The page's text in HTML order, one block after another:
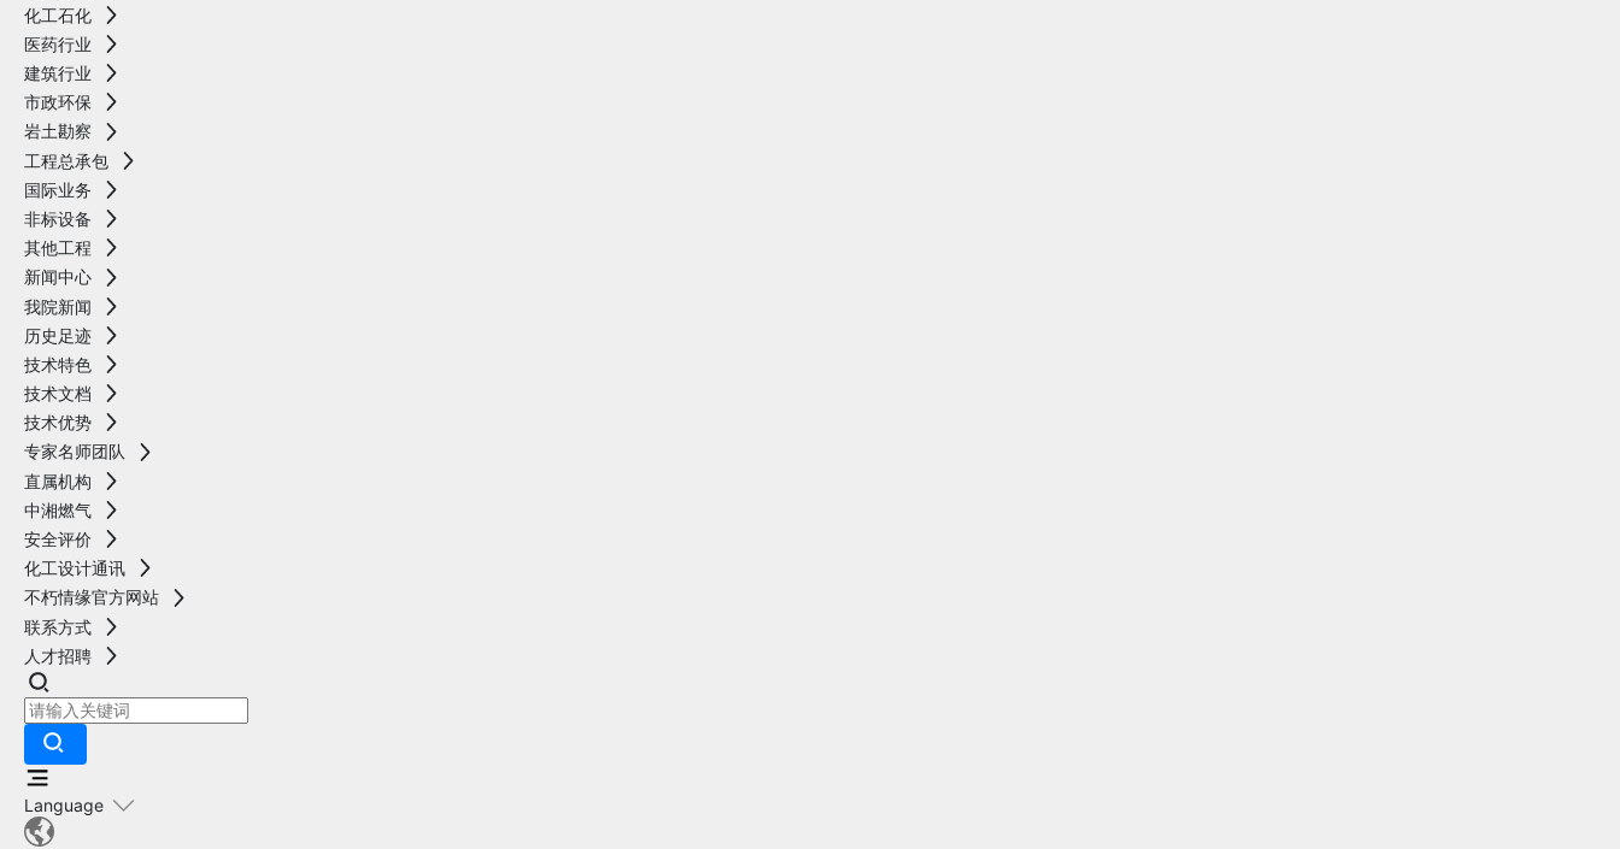
化工石化
医药行业
建筑行业
市政环保
岩土勘察
工程总承包
国际业务
非标设备
其他工程
新闻中心
我院新闻
历史足迹
技术特色
技术文档
技术优势
专家名师团队
直属机构
中湘燃气
安全评价
化工设计通讯
不朽情缘官方网站
联系方式
人才招聘
Language